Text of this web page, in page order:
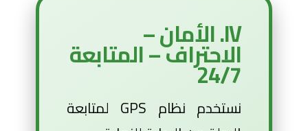
IV. الأمان –
الاحتراف – المتابعة
24/7
نستخدم نظام GPS لمتابعة